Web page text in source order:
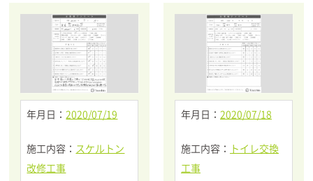
年月日：2020/07/19
施工内容： スケルトン
改修工事
年月日： 2020/07/18
施工内容： トイレ交換
工事